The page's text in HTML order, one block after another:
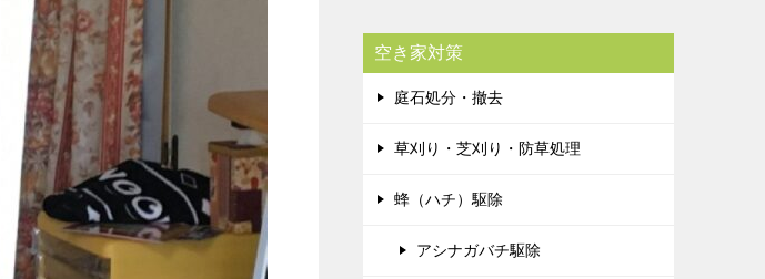
空き家対策
庭石処分・撤去
草刈り・芝刈り・防草処理
蜂（ハチ）駆除
アシナガバチ駆除